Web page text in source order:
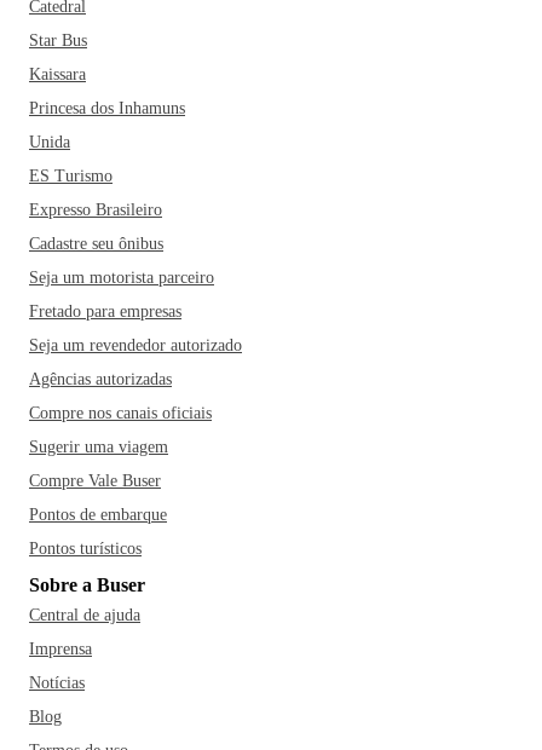
Catedral
Star Bus
Kaissara
Princesa dos Inhamuns
Unida
ES Turismo
Expresso Brasileiro
Cadastre seu ônibus
Seja um motorista parceiro
Fretado para empresas
Seja um revendedor autorizado
Agências autorizadas
Compre nos canais oficiais
Sugerir uma viagem
Compre Vale Buser
Pontos de embarque
Pontos turísticos
Sobre a Buser
Central de ajuda
Imprensa
Notícias
Blog